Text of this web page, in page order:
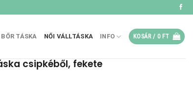
BŐR TÁSKA NŐI VÁLLTÁSKA INFO KOSÁR / 0 FT
csipkéből, fekete